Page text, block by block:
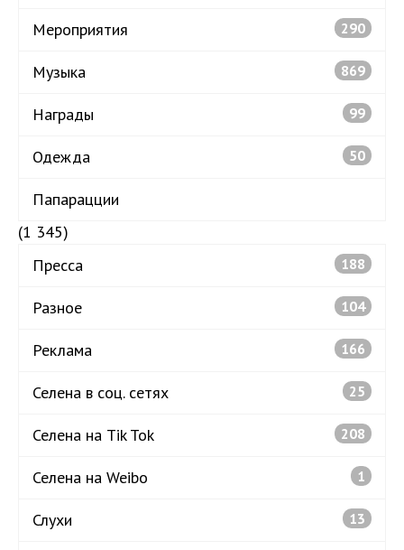
Мероприятия 290
Музыка 869
Награды 99
Одежда 50
Папарацции
(1 345)
Пресса
188
Разное 104
Реклама 166
Селена в соц. сетях 25
Селена на Tik Tok 208
Селена на Weibo 1
Слухи 13